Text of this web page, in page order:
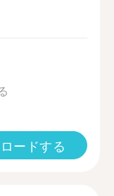
ードする